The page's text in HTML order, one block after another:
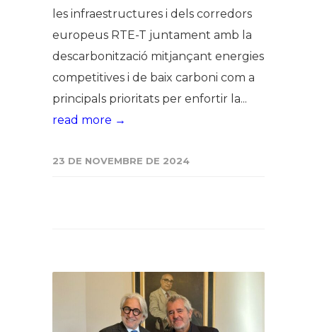
les infraestructures i dels corredors
europeus RTE-T juntament amb la
descarbonització mitjançant energies
competitives i de baix carboni com a
principals prioritats per enfortir la...
read more →
23 DE NOVEMBRE DE 2024